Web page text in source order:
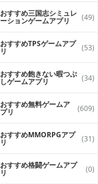
おすすめ三国志シミュレ
ーションゲームアプリ (49)
おすすめTPSゲームアプ
リ (53)
おすすめ飽きない暇つぶ
しゲームアプリ (34)
おすすめ無料ゲームア
プリ (609)
おすすめ MMORPGアプ
リ (31)
おすすめ格闘ゲームアプ
リ (0)